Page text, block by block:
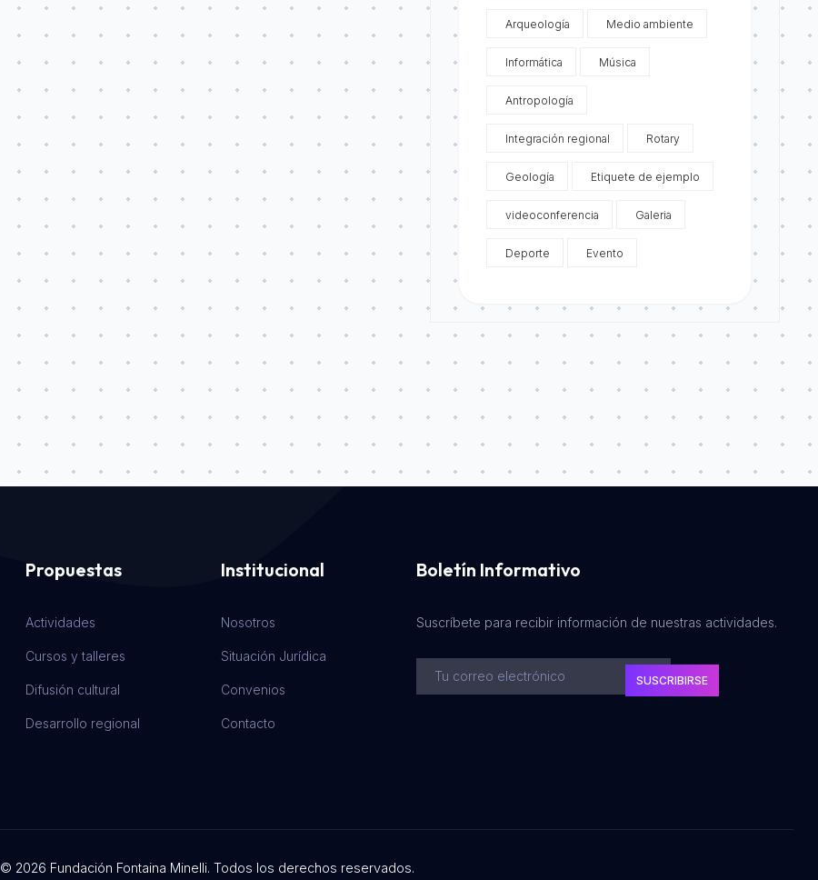
Arqueología Medio ambiente
Informática Música
Antropología
Integración regional Rotary
Geología Etiquete de ejemplo
videoconferencia Galeria
Deporte Evento
Propuestas
Actividades
Cursos y talleres
Difusión cultural
Desarrollo regional
Institucional
Nosotros
Situación Jurídica
Convenios
Contacto
Boletín Informativo
Suscríbete para recibir información de nuestras actividades.
SUSCRIBIRSE
© 2026 Fundación Fontaina Minelli. Todos los derechos reservados.